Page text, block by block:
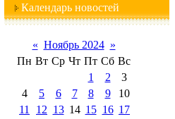
Календарь новостей
« Ноябрь 2024 »
Пн Вт Ср Чт Пт Сб Вс
1
2
3
4
5 6 7 8 9
10
11
12 13 14 15 16 17